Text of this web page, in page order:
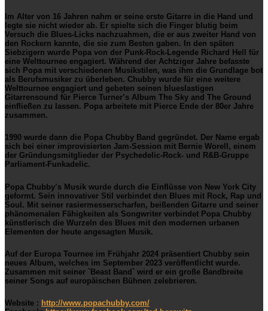
Im Alter von 16 Jahren nahm er seine erste Gitarre in die Hand und
legte sie nicht wieder ab. Er spielte sich die Finger blutig beim
Versuch die Blues-Licks nachzuahmen, die er aus zweiter Hand von
den Rockern kannte, die sie zum Besten gaben. In den späten
Siebzigern wurde Popa von der Punk-Rock-Legende Richard Hell für
eine Welttournee engagiert. Während der Achtziger Jahre befasste
sich Popa mit verschiedenen Musikstilen, was ihm die Grundlage bot
als Berufsmusiker zu überleben. Chubby wurde für eine weitere
Welttournee engagiert und gebeten seinen blueslastigen
Gitarrensound für Pierce Turner’s Album The Sky and The Ground
einfließen zu lassen. Popa arbeitete mit Pierce Ende der 80er Jahre
zusammen.
1990 wurde dann die Popa Chubby Band gegründet. Der Name ergab
sich bei einer improvisierten Jam-Session mit Bernie Worell, einem
der Gründungsmitglieder der Psychedelic-Rock- und R&B-Gruppe
Parliament-Funkadelic.
Popa Chubby’s Musik wurde durch die Einflüsse von New York City
geformt. Sein innovativer Stil verbindet den Blues mit Rock, Rap und
Soul. Mit seiner rasiermesserscharfen, beißenden Gitarre und seiner
phänomenalen Fähigkeiten als Songwriter verbindet Popa Chubby
künstlerisch die Wurzeln des Blues mit den modernen urbanen
Elementen der heute angesagten Musik.
Auf der Europa Tournee im Frühjahr 2024 präsentiert Chubby sein
neues Album, welches im September 2023 veröffentlicht wurde.
Zusammen mit seiner `Beast Band` wird er ein große Bandbreite
seiner Songs auf europäischen Bühnen zelebrieren.
Website : http://www.popachubby.com/